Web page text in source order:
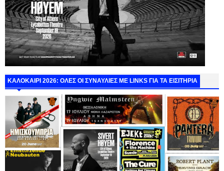
ΚΑΛΟΚΑΙΡΙ 2026: ΟΛΕΣ ΟΙ ΣΥΝΑΥΛΙΕΣ ΜΕ LINKS ΓΙΑ ΤΑ ΕΙΣΙΤΗΡΙΑ